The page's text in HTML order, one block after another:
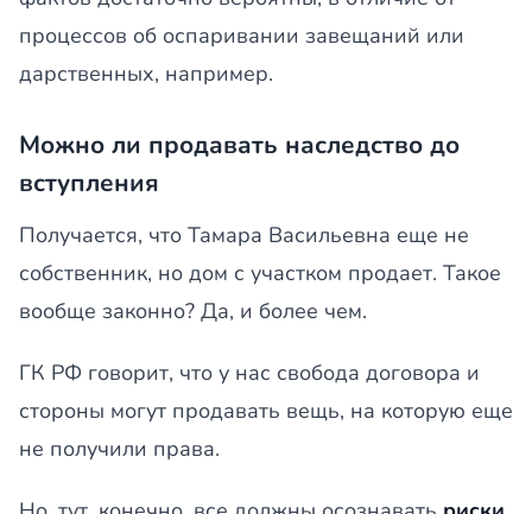
процессов об оспаривании завещаний или
дарственных, например.
Можно ли продавать наследство до
вступления
Получается, что Тамара Васильевна еще не
собственник, но дом с участком продает. Такое
вообще законно? Да, и более чем.
ГК РФ говорит, что у нас свобода договора и
стороны могут продавать вещь, на которую еще
не получили права.